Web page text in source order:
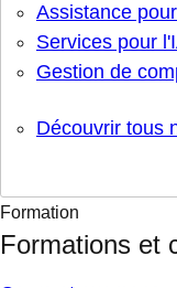
Assistance
Services pour
Gestion de
Découvrir tous
Formation
Formations et